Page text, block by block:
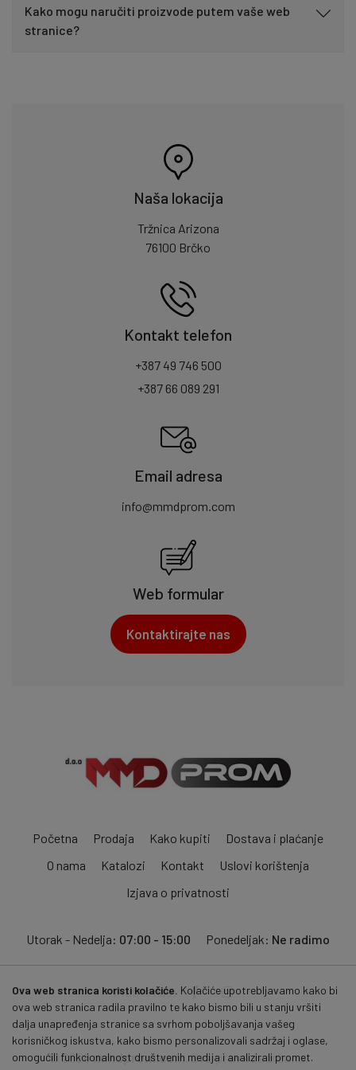
Kako mogu naručiti proizvode putem vaše web
stranice?
Naša lokacija
Tržnica Arizona
76100 Brčko
Kontakt telefon
+387 49 746 500
+387 66 089 291
Email adresa
info@mmdprom.com
Web formular
Kontaktirajte nas
Početna Prodaja Kako kupiti
Dostava i plaćanje
O nama
Katalozi Kontakt
Uslovi korištenja
Izjava o privatnosti
Utorak - Nedelja: 07:00 - 15:00 Ponedeljak: Ne radimo
Pratite nas:
© 2026mmdprom.com . Sva prava zadržana.
Ova web stranica koristi kolačiće. Kolačiće upotrebljavamo kako bi
ova web stranica radila pravilno te kako bismo bili u stanju vršiti
dalja unapređenja stranice sa svrhom poboljšavanja vašeg
korisničkog iskustva, kako bismo personalizovali sadržaj i oglase,
omogućili funkcionalnost društvenih medija i analizirali promet.